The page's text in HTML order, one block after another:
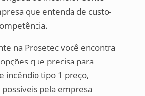
que entenda de custo-
na Prosetec você encontra
que precisa para
incêndio tipo 1 preço,
possíveis pela empresa